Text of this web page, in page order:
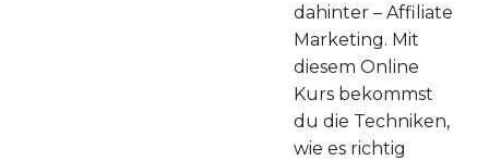
dahinter – Affiliate
Marketing. Mit
diesem Online
Kurs bekommst
du die Techniken,
wie es richtig